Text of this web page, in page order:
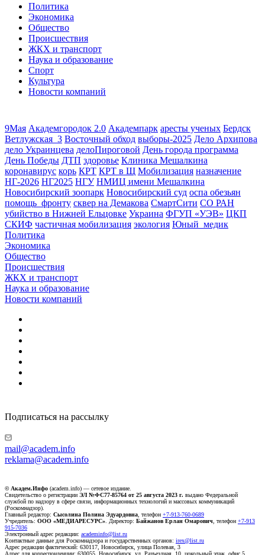
Политика
Экономика
Общество
Происшествия
ЖКХ и транспорт
Наука и образование
Спорт
Культура
Новости компаний
9Мая Академгородок 2.0 Академпарк аресты ученых Бердск
Ветлужская_3 Восточный обход выборы-2025 Дело Архипова
дело Украинцева делоПироговой День города программа
День Победы ДТП здоровье Клиника Мешалкина
коронавирус корь КРТ КРТ в Щ Мобилизация назначение
НГ-2026 НГ2025 НГУ НМИЦ имени Мешалкина
Новосибирский зоопарк Новосибирский суд оспа обезьян
помощь_фронту сквер на Демакова СмартСити СО РАН
убийство в Нижней Ельцовке Украина ФГУП «УЭВ» ЦКП
СКИФ частичная мобилизация экология Юный_медик
Политика
Экономика
Общество
Происшествия
ЖКХ и транспорт
Наука и образование
Новости компаний
Подписаться на рассылку
mail@academ.info
reklama@academ.info
© Академ.Инфо (academ.info) — сетевое издание.
Свидетельство о регистрации ЭЛ №ФС77-85764 от 25 августа 2023 г. выдано Федеральной
службой по надзору в сфере связи, информационных технологий и массовых коммуникаций
(Роскомнадзор).
Главный редактор: Сысолина Полина Эдуардовна , телефон +7-913-760-0689
Учредитель: ООО «МЕДИАРЕСУРС» . Директор: Байжанов Ерлан Омарович , телефон +7-913
915-7036
Электронный адрес редакции: academinfo@list.ru
Контактные данные для Роскомнадзора и государственных органов: irex@list.ru
Адрес редакции фактический: 630117, Новосибирск, улица Полевая, 3
Адрес для корреспонденции: 630055, Новосибирск, ул. Разъездная, 10, цокольный этаж, офис 5.